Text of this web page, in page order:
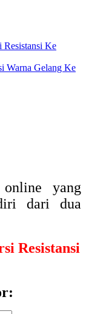
Ke
Warna Gelang Ke
yang
dari dua
Resistansi